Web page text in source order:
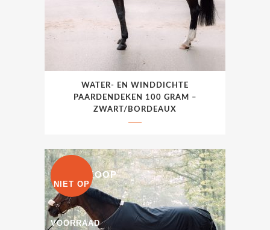
productpagina
WATER- EN WINDDICHTE
PAARDENDEKEN 100 GRAM –
ZWART/BORDEAUX
UITVERKOOP
NIET OP
VOORRAAD